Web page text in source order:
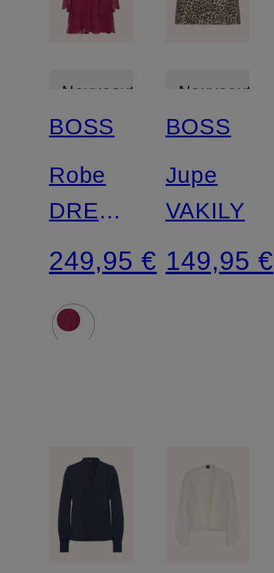
Nouveautés
BOSS
Robe
DREDIA
à
volants
249,95 €
Nouveautés
BOSS
Jupe
VAKILY
149,95 €